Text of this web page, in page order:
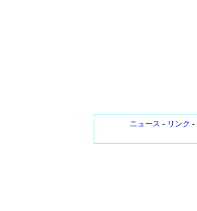
ニュース - リンク -